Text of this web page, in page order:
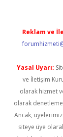
Reklam ve
Yasal Uyarı:
ve İletişim
olarak hizmet
olarak
Ancak,
siteye üye